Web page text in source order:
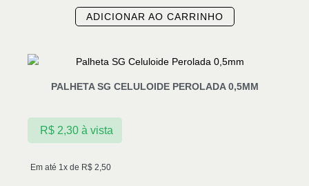
ADICIONAR AO CARRINHO
PALHETA SG CELULOIDE PEROLADA 0,5MM
Em até 1x de R$ 2,50
R$2,30 à vista